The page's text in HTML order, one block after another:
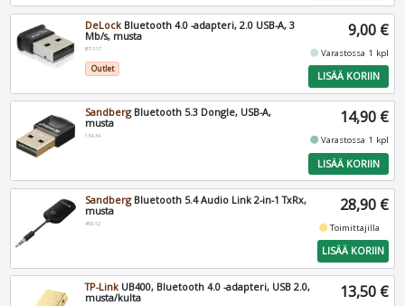
DeLock Bluetooth 4.0 -adapteri, 2.0 USB-A, 3
Mb/s, musta
BT-117
Outlet
9,00 €
fiber_manual_record Varastossa 1 kpl
LISÄÄ KORIIN
SandbergBluetooth 5.3 Dongle, USB-A,
musta
134-34
14,90 €
fiber_manual_recordVarastossa 1 kpl
LISÄÄ KORIIN
SandbergBluetooth 5.4 Audio Link 2-in-1 TxRx,
musta
450-12
28,90 €
fiber_manual_recordToimittajilla
LISÄÄ KORIIN
TP-LinkUB400, Bluetooth 4.0 -adapteri, USB 2.0,
musta/kulta
13,50 €